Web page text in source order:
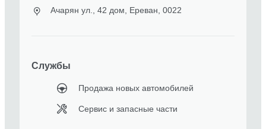
Ачарян ул., 42 дом, Ереван, 0022
Службы
Продажа новых автомобилей
Сервис и запасные части